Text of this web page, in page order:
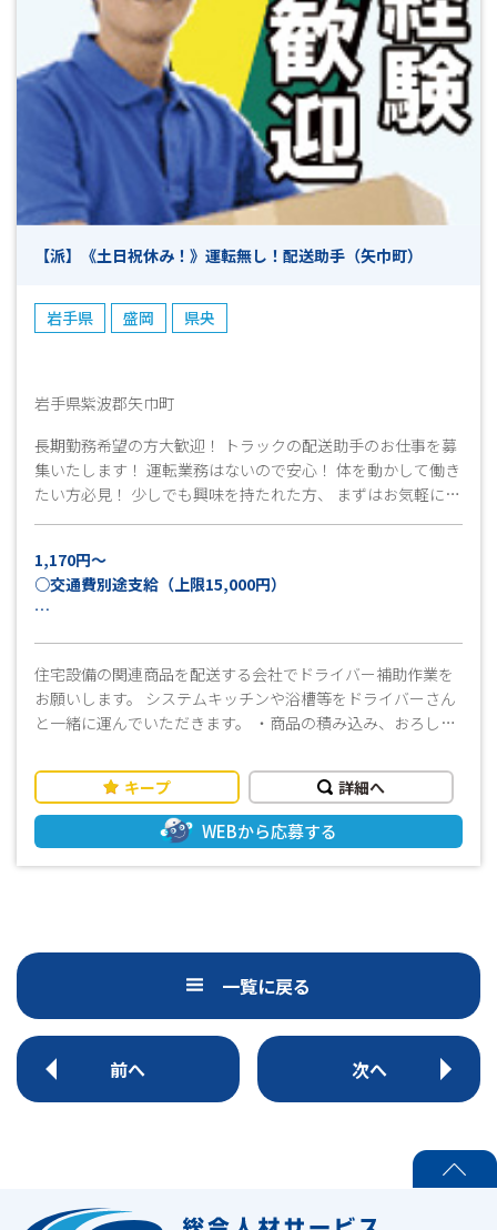
【派】《土日祝休み！》運転無し！配送助手（矢巾町）
岩手県 盛岡 県央
岩手県紫波郡矢巾町
長期勤務希望の方大歓迎！ トラックの配送助手のお仕事を募
集いたします！ 運転業務はないので安心！ 体を動かして働き
たい方必見！ 少しでも興味を持たれた方、 まずはお気軽にお
1,170円～
○交通費別途支給（上限15,000円）
15,000円の場合）
住宅設備の関連商品を配送する会社でドライバー補助作業を
お願いします。 システムキッチンや浴槽等をドライバーさん
と一緒に運んでいただきます。 ・商品の積み込み、おろし作
随する業務 男性が多く活躍するお仕事です！ 作業手順などは
ドライバーさんが指示して下さるので大丈夫！ 覚えるまでは
丁寧に指導しますので 未経験の方でも安心してはじめられま
す！ 〈おすすめポイント〉 未経験者もOK！ 難しい作業なし
体を動かして働きたい方にオススメ！ 午後早い時間に終わる
厚生！ ⇒社会保険、雇用保険完備！ 入社半年後には有給も
付与されますので、よりプライベートが充実！ 皆様からのご
応募、心よりお待ちしております！
キープ 詳細へ
WEBから応募する
一覧に戻る
前へ 次へ